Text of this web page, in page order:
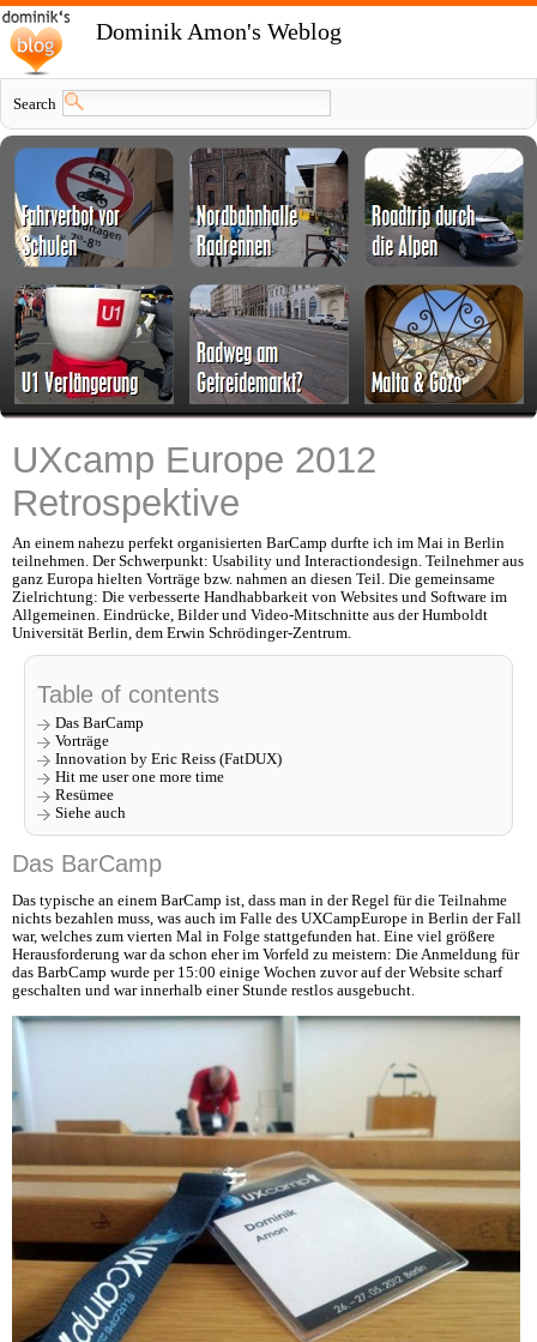
Dominik Amon's Weblog
Search
UXcamp Europe 2012
Retrospektive
An einem nahezu perfekt organisierten BarCamp durfte ich im Mai in Berlin
teilnehmen. Der Schwerpunkt: Usability und Interactiondesign. Teilnehmer aus
ganz Europa hielten Vorträge bzw. nahmen an diesen Teil. Die gemeinsame
Zielrichtung: Die verbesserte Handhabbarkeit von Websites und Software im
Allgemeinen. Eindrücke, Bilder und Video-Mitschnitte aus der Humboldt
Universität Berlin, dem Erwin Schrödinger-Zentrum.
Table of contents
Das BarCamp
Vorträge
Innovation by Eric Reiss (FatDUX)
Hit me user one more time
Resümee
Siehe auch
Das BarCamp
Das typische an einem BarCamp ist, dass man in der Regel für die Teilnahme
nichts bezahlen muss, was auch im Falle des UXCampEurope in Berlin der Fall
war, welches zum vierten Mal in Folge stattgefunden hat. Eine viel größere
Herausforderung war da schon eher im Vorfeld zu meistern: Die Anmeldung für
das BarbCamp wurde per 15:00 einige Wochen zuvor auf der Website scharf
geschalten und war innerhalb einer Stunde restlos ausgebucht.